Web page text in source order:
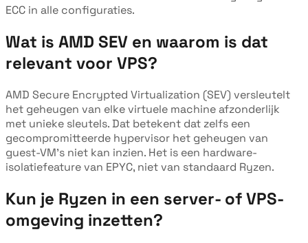
ECC in alle configuraties.
Wat is AMD SEV en waarom is dat
relevant voor VPS?
AMD Secure Encrypted Virtualization (SEV) versleutelt
het geheugen van elke virtuele machine afzonderlijk
met unieke sleutels. Dat betekent dat zelfs een
gecompromitteerde hypervisor het geheugen van
guest-VM's niet kan inzien. Het is een hardware-
isolatiefeature van EPYC, niet van standaard Ryzen.
Kun je Ryzen in een server- of VPS-
omgeving inzetten?